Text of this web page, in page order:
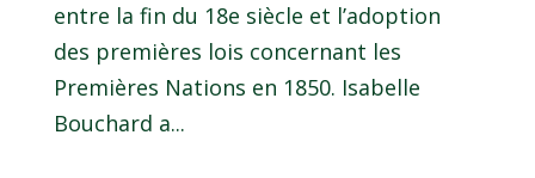
entre la fin du 18e siècle et l’adoption
des premières lois concernant les
Premières Nations en 1850. Isabelle
Bouchard a...